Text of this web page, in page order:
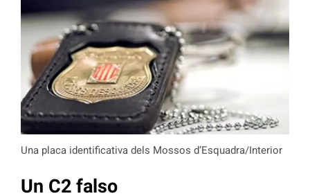
Una placa identificativa dels Mossos d’Esquadra/Interior
Un C2 falso